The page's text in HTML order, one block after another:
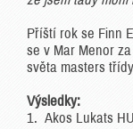
Příští rok se Finn
se v Mar Menor
světa masters
Výsledky:
1. Akos Lukats